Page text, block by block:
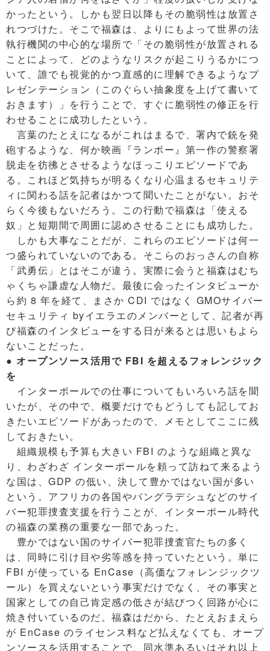
かったという。しかも翌日以降もその脆弱性は放置さ
れつづけた。そこで福森は、よりにもよって世界の法
執行機関の中心的な場所で「その脆弱性が放置される
ことによって、どのようなリスクが起こりうるかにつ
いて、誰でも視覚的かつ直感的に理解できるようなプ
レゼンテーション（このぐらい抽象度を上げて書いて
おきます）」を行うことで、すぐに脆弱性の修正を行
わせることに成功したという。
言葉のたとえになるがこれはまるで、署内で銃を発
砲するような、何か映画『ランボー』第一作の警察署
脱走を彷彿とさせるようなほっこりエピソードであ
る。これほど気持ちが明るくなり心温まるセキュリテ
ィに関わる話を記者はかつて聞いたことがない。おそ
らく今後もないだろう。この行動で福森は「使える
奴」と短期間で周囲に認めさせることにも成功した。
しかも大事なことだが、これらのエピソードは何一
つ盛られていないのである。そこらのおっさんの自称
「武勇伝」とはそこが違う。実際に会うと福森はむち
ゃくちゃ謙虚な人物だ。最後に会ったインタビューか
ら約 8 年を経て、まさか CDI ではなく GMOサイバー
セキュリティ byイエラエのメンバーとして、記者が再
び福森のインタビューをする日が来るとは思いもよら
ないことだった。
● オープンソース活用で FBI を超えるフォレンジック
を
インターポールでの仕事についてもいろいろ話を聞
いたが、その中で、概要だけでもどうしても記してお
きたいエピソードがあったので、メモとしてここに残
しておきたい。
組織規模も予算も大きい FBI のような組織と異な
り、わざわざ インターポールを頼って訪ねて来るよう
な国は、GDP の低い、決して豊かではない国が多い
という。アフリカの各国やバングラデシュなどのサイ
バー犯罪捜査支援を行うことが、インターポール時代
の福森の業務の重要な一部であった。
豊かではない国のサイバー犯罪捜査官たちの多く
は、同時に引け目や劣等感を持っていたという。単に
FBI が使っている EnCase（高価なフォレンジックツ
ール）を買えないという事実だけでなく、その事実と
国家としての自己肯定感の低さが結びつく回路が心に
焼き付いているのだ。福森はだから、たとえおまえら
が EnCase のライセンス料など払えなくても、オープ
ンソースを活用することで、同水準あるいはそれ以上